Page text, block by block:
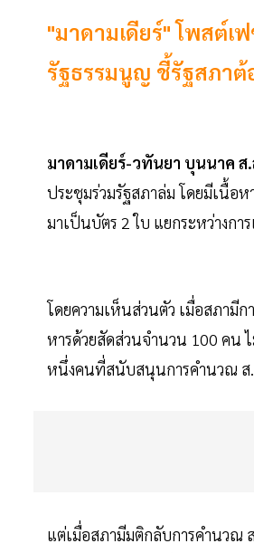
"มาดามเดียร์" โพสต์เ
รัฐธรรมนูญ ชี้รัฐสภาต้
มาดามเดียร์-วทันยา บุนนาค
ประชุมร่วมรัฐสภาล่ม โดยมีเนื้อ
มาเป็นบัตร 2 ใบ แยกระหว่างก
โดยความเห็นส่วนตัว เมื่อสภามี
หารด้วยสัดส่วนจำนวน 100 คน
หนึ่งคนที่สนับสนุนการคำนวณ ส
แต่เมื่อสภามีมติกลับการคำนวณ